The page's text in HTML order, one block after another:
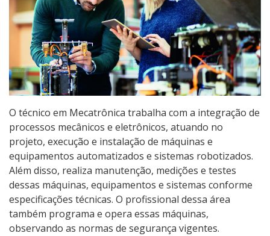
Educação a Distância
Educação de Jovens e Adultos
Transferências e retornos
Parcerias
Processo de Inscrição
O técnico em Mecatrônica trabalha com a integração de
processos mecânicos e eletrônicos, atuando no
projeto, execução e instalação de máquinas e
equipamentos automatizados e sistemas robotizados.
Além disso, realiza manutenção, medições e testes
dessas máquinas, equipamentos e sistemas conforme
especificações técnicas. O profissional dessa área
também programa e opera essas máquinas,
observando as normas de segurança vigentes.